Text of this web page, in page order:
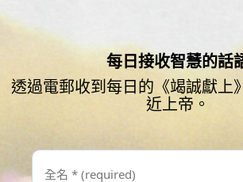
每日接收智慧的話
透過電郵收到每日的《竭誠獻上
近上帝。